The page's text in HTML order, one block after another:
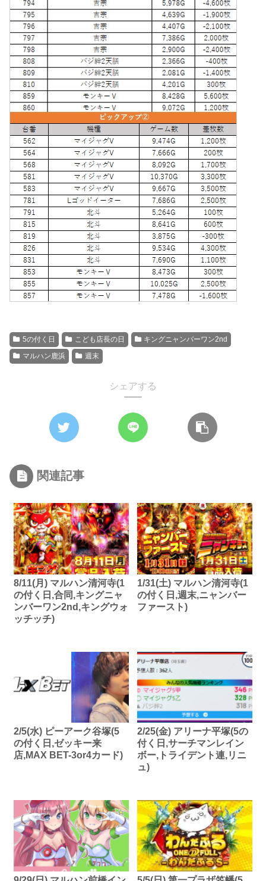
5の付く日 こども店長の日
キングニャンバーワン2nd
マルハン鹿浜
週末
シェアする
関連記事
8/11(月) マルハン清河寺(1
の付く日,合同,キングニャ
ンバーワン2nd,キングウォ
ッチッチ)
1/31(土) マルハン清河寺(1
の付く日,週末,ニャンバー
ファースト)
2/5(水) ピーアーク谷塚(5
の付く日,ゼッキー来
店,MAX BET-3or4カード)
2/25(金) アリーナ平塚(5の
付く日,サーチマンレイン
ボー,トライデント連,リニ
ュ)